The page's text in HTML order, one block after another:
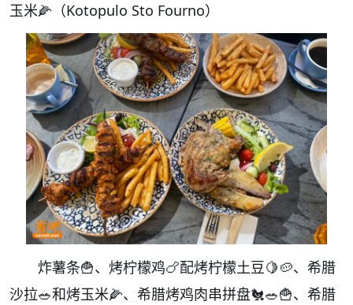
玉米🌽（Kotopulo Sto Fourno）
炸薯条🍟、烤柠檬鸡🍗配烤柠檬土豆🍋🥔、希腊
沙拉🥗和烤玉米🌽、希腊烤鸡肉串拼盘🐔🥗🍟、希腊